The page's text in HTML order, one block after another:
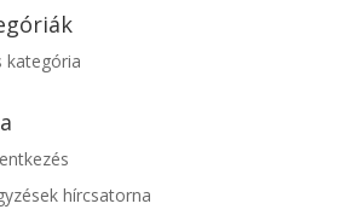
kategória
hírcsatorna